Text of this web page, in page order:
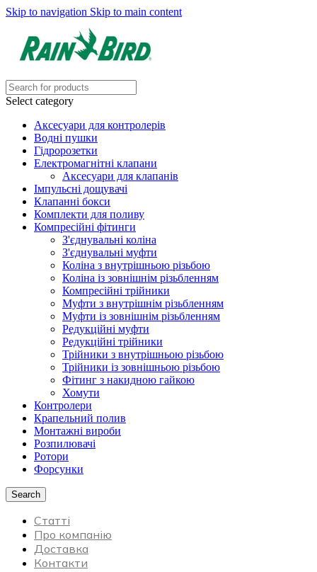
Skip to navigation Skip to main content
Select category
Аксесуари для контролерів
Водні пушки
Гідророзетки
Електромагнітні клапани
Аксесуари для клапанів
Імпульсні дощувачі
Клапанні бокси
Комплекти для поливу
Компресійні фітинги
З'єднувальні коліна
З'єднувальні муфти
Коліна з внутрішньою різьбою
Коліна із зовнішнім різьбленням
Компресійні трійники
Муфти з внутрішнім різьбленням
Муфти із зовнішнім різьбленням
Редукційні муфти
Редукційні трійники
Трійники з внутрішньою різьбою
Трійники із зовнішньою різьбою
Фітинг з накидною гайкою
Хомути
Контролери
Крапельний полив
Монтажні вироби
Розпилювачі
Ротори
Форсунки
Search
Статті
Про компанію
Доставка
Контакти